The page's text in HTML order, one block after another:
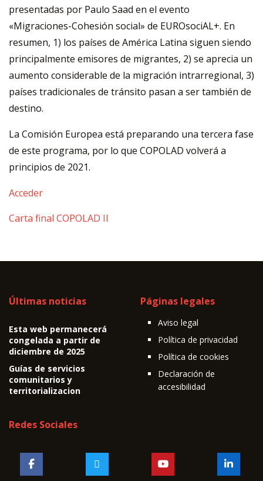
presentadas por Paulo Saad en el evento
«Migraciones-Cohesión social» de EUROsociAL+. En
resumen, 1) los países de América Latina siguen siendo
principalmente emisores de migrantes, 2) se aprecia un
aumento considerable de la migración intrarregional, 3)
países tradicionales de tránsito pasan a ser también de
destino.
La Comisión Europea está preparando una tercera fase
de este programa, por lo que COPOLAD volverá a
principios de 2021.
Acceder
Carta final COPOLAD II
Últimas noticias
Esta web permanecerá
congelada a partir de
diciembre de 2025
Guías de servicios
comunitarios y
territorializacion
Páginas legales
Aviso legal
Política de privacidad
Política de cookies
Declaración de
accesibilidad
Redes Sociales